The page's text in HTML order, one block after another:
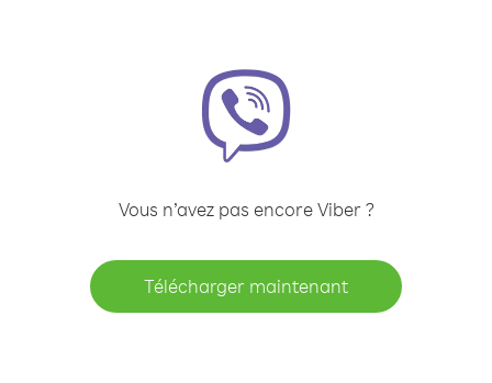
Vous n’avez pas encore Viber ?
Télécharger maintenant